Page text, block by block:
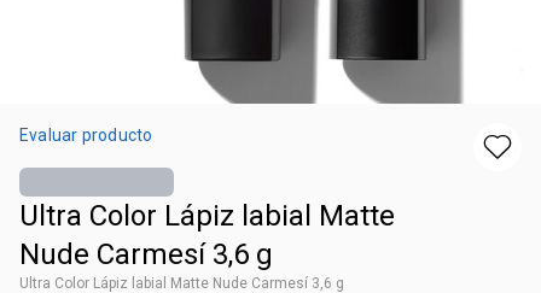
Evaluar producto
Ultra Color Lápiz labial Matte
Nude Carmesí 3,6 g
Ultra Color Lápiz labial Matte Nude Carmesí 3,6 g